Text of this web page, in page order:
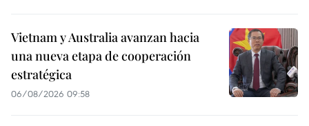
Vietnam y Australia avanzan hacia
una nueva etapa de cooperación
estratégica
06/08/2026 09:58